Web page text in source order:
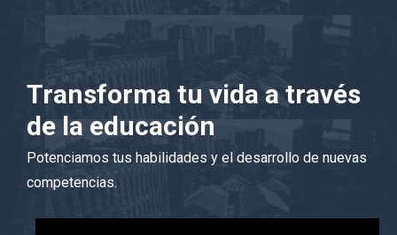
Transforma tu vida a través
de la educación
Potenciamos tus habilidades y el desarrollo de nuevas
competencias.